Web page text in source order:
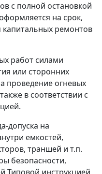
с полной остановкой
на срок,
ремонтов
работ силами
или сторонних
проведение огневых
в соответствии с
допуска на
емкостей,
траншей и т.п.
безопасности,